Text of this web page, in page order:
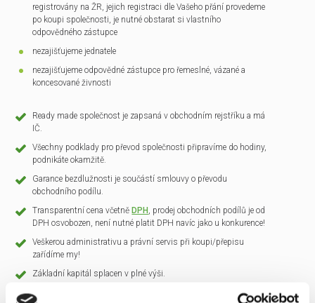
registrovány na ŽR, jejich registraci dle Vašeho přání provedeme
po koupi společnosti, je nutné obstarat si vlastního
odpovědného zástupce
nezajišťujeme jednatele
nezajišťujeme odpovědné zástupce pro řemeslné, vázané a
koncesované živnosti
Ready made společnost je zapsaná v obchodním rejstříku a má
IČ.
Všechny podklady pro převod společnosti připravíme do hodiny,
podnikáte okamžitě.
Garance bezdlužnosti je součástí smlouvy o převodu
obchodního podílu.
Transparentní cena včetně DPH , prodej obchodních podílů je od
DPH osvobozen, není nutné platit DPH navíc jako u konkurence!
Veškerou administrativu a právní servis při koupi/přepisu
zařídíme my!
Základní kapitál splacen v plné výši.